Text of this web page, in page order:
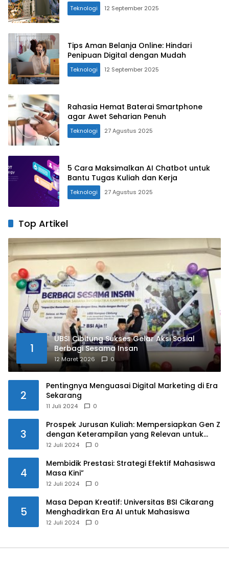
Teknologi 12 September 2025
Tips Aman Belanja Online: Hindari
Penipuan Digital dengan Mudah
Teknologi 12 September 2025
Rahasia Hemat Baterai Smartphone
agar Awet Seharian Penuh
Teknologi 27 Agustus 2025
5 Cara Maksimalkan AI Chatbot untuk
Bantu Tugas Kuliah dan Kerja
Teknologi 27 Agustus 2025
Top Artikel
1
UBSI Cibitung Sukses Gelar Aksi Sosial
Berbagi Sesama Insan
12 Maret 2026 0
2
Pentingnya Menguasai Digital Marketing di Era
Sekarang
11 Juli 2024 0
3
Prospek Jurusan Kuliah: Mempersiapkan Gen Z
dengan Keterampilan yang Relevan untuk
Masa Depan
12 Juli 2024 0
4
Membidik Prestasi: Strategi Efektif Mahasiswa
Masa Kini”
12 Juli 2024 0
5
Masa Depan Kreatif: Universitas BSI Cikarang
Menghadirkan Era AI untuk Mahasiswa
12 Juli 2024 0